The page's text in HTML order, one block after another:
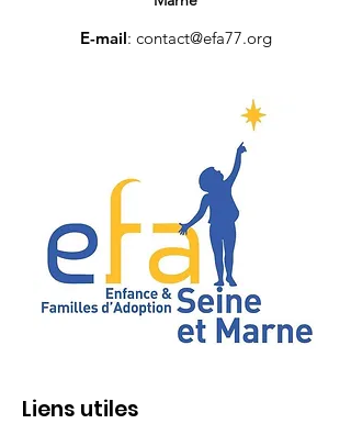
E-mail: contact@efa77.org
Liens utiles